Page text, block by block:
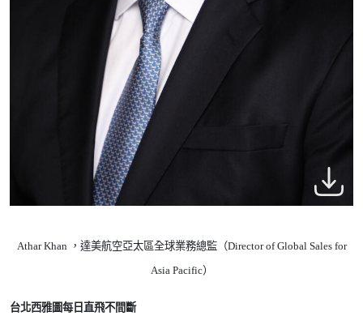
Athar Khan ，達美航空亞太區全球業務總監（Director of Global Sales for
Asia Pacific）
台北西雅圖每日直飛不間斷